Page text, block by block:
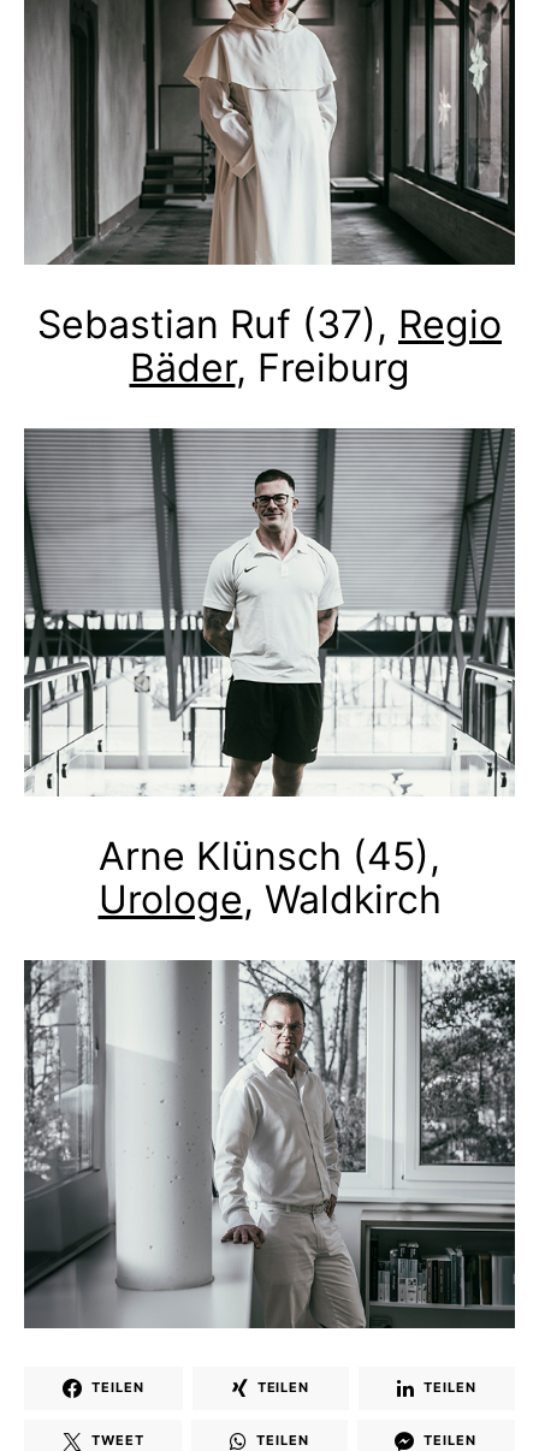
Sebastian Ruf (37), Regio
Bäder, Freiburg
Arne Klünsch (45),
Urologe, Waldkirch
TEILEN TEILEN TEILEN
TWEET TEILEN TEILEN